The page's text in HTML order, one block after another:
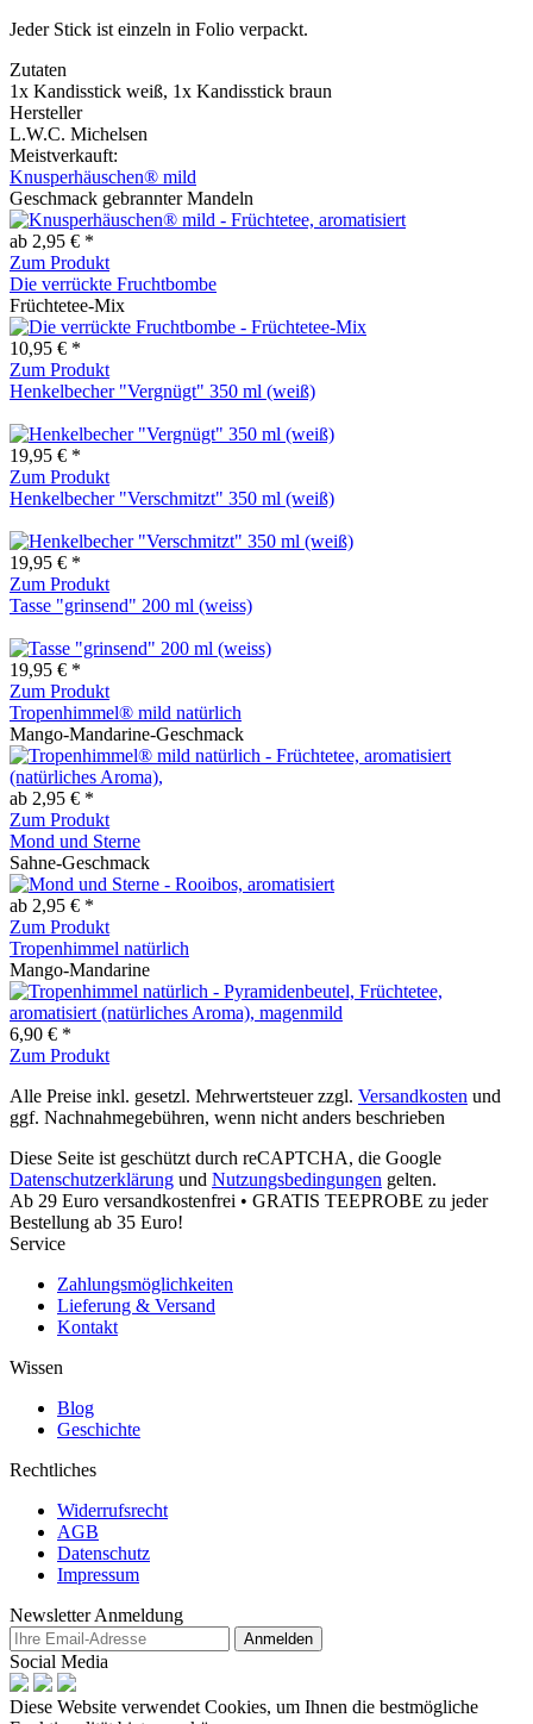
Jeder Stick ist einzeln in Folio verpackt.
Zutaten
1x Kandisstick weiß, 1x Kandisstick braun
Hersteller
L.W.C. Michelsen
Meistverkauft:
Knusperhäuschen® mild
Geschmack gebrannter Mandeln
ab 2,95 € *
Zum Produkt
Die verrückte Fruchtbombe
Früchtetee-Mix
10,95 € *
Zum Produkt
Henkelbecher "Vergnügt" 350 ml (weiß)
19,95 € *
Zum Produkt
Henkelbecher "Verschmitzt" 350 ml (weiß)
19,95 € *
Zum Produkt
Tasse "grinsend" 200 ml (weiss)
19,95 € *
Zum Produkt
Tropenhimmel® mild natürlich
Mango-Mandarine-Geschmack
ab 2,95 € *
Zum Produkt
Mond und Sterne
Sahne-Geschmack
ab 2,95 € *
Zum Produkt
Tropenhimmel natürlich
Mango-Mandarine
6,90 € *
Zum Produkt
Alle Preise inkl. gesetzl. Mehrwertsteuer zzgl. Versandkosten und
ggf. Nachnahmegebühren, wenn nicht anders beschrieben
Diese Seite ist geschützt durch reCAPTCHA, die Google
Datenschutzerklärung und Nutzungsbedingungen gelten.
Ab 29 Euro versandkostenfrei • GRATIS TEEPROBE zu jeder
Bestellung ab 35 Euro!
Service
Zahlungsmöglichkeiten
Lieferung & Versand
Kontakt
Wissen
Blog
Geschichte
Rechtliches
Widerrufsrecht
AGB
Datenschutz
Impressum
Newsletter Anmeldung
Anmelden
Social Media
Diese Website verwendet Cookies, um Ihnen die bestmögliche